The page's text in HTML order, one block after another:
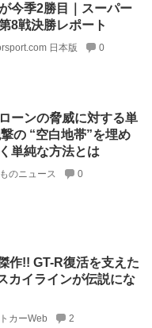
今季2勝目｜スーパー
8戦決勝レポート
日本版 0
ーンの脅威に対する単
の “空白地帯”を埋め
単純な方法とは
のニュース 0
作!! GT-R復活を支えた
カイラインが伝説にな
カーWeb 2